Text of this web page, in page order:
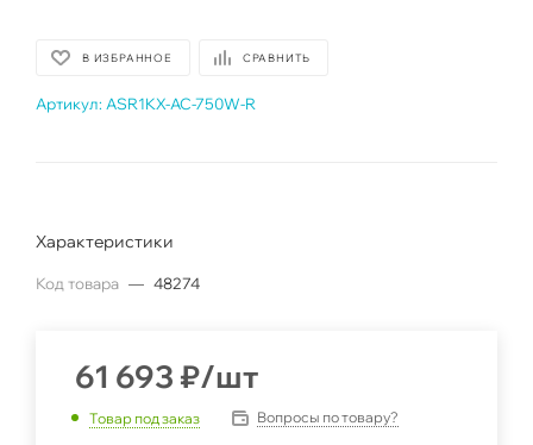
В ИЗБРАННОЕ СРАВНИТЬ
Артикул: ASR1KX-AC-750W-R
Характеристики
Код товара — 48274
61 693 ₽/шт
Товар под заказ Вопросы по товару?